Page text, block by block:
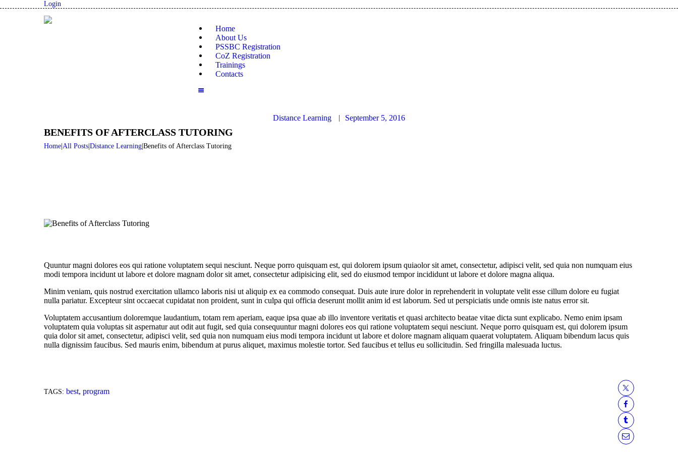
Login
Home
About Us
PSSBC Registration
CoZ Registration
Trainings
Contacts
Distance Learning September 5, 2016
BENEFITS OF AFTERCLASS TUTORING
Home All Posts Distance Learning Benefits of Afterclass Tutoring
HOME
ABOUT US
PSSBC REGISTRATION
TRAININGS
Quuntur magni dolores eos qui ratione voluptatem sequi nesciunt. Neque porro quisquam est, qui dolorem ipsum quiaolor sit amet, consectetur, adipisci velit, sed quia non numquam eius
modi tempora incidunt ut labore et dolore magnam dolor sit amet, consectetur adipisicing elit, sed do eiusmod tempor incididunt ut labore et dolore magna aliqua.
Minim veniam, quis nostrud exercitation ullamco laboris nisi ut aliquip ex ea commodo consequat. Duis aute irure dolor in reprehenderit in voluptate velit esse cillum dolore eu fugiat
nulla pariatur. Excepteur sint occaecat cupidatat non proident, sunt in culpa qui officia deserunt mollit anim id est laborum. Sed ut perspiciatis unde omnis iste natus error sit.
Voluptatem accusantium doloremque laudantium, totam rem aperiam, eaque ipsa quae ab illo inventore veritatis et quasi architecto beatae vitae dicta sunt explicabo. Nemo enim ipsam
voluptatem quia voluptas sit aspernatur aut odit aut fugit, sed quia consequuntur magni dolores eos qui ratione voluptatem sequi nesciunt. Neque porro quisquam est, qui dolorem ipsum
quia dolor sit amet, consectetur, adipisci velit, sed quia non numquam eius modi tempora incidunt ut labore et dolore magnam aliquam quaerat voluptatem. Aliquam bibendum lacus quis
nulla dignissim faucibus. Sed mauris enim, bibendum at purus aliquet, maximus molestie tortor. Sed faucibus et tellus eu sollicitudin. Sed fringilla malesuada luctus.
TAGS: best, program